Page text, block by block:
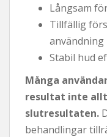
Långsam
Tillfällig
användning
Stabil hud
Många
resultat inte
slutresultaten.
behandlingar